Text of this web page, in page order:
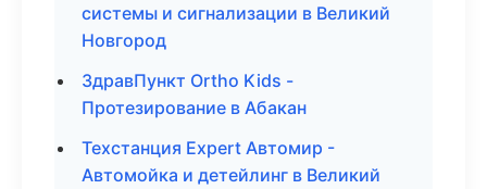
системы и сигнализации в Великий
Новгород
ЗдравПункт Ortho Kids -
Протезирование в Абакан
Техстанция Expert Автомир -
Автомойка и детейлинг в Великий